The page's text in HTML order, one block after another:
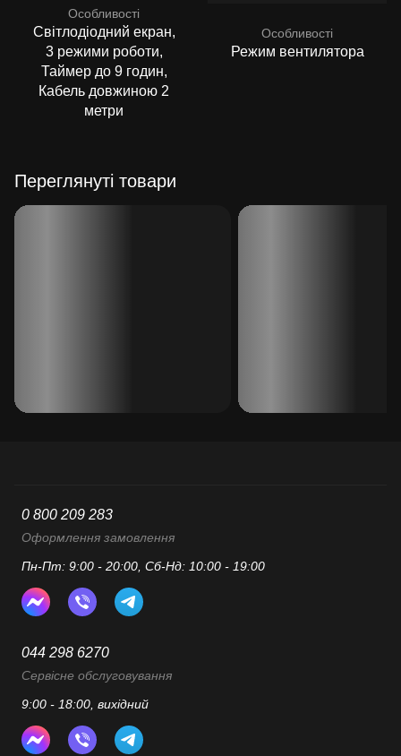
Особливості
Світлодіодний екран,
3 режими роботи,
Таймер до 9 годин,
Кабель довжиною 2
метри
Особливості
Режим вентилятора
Переглянуті товари
0 800 209 283
Оформлення замовлення
Пн-Пт: 9:00 - 20:00, Сб-Нд: 10:00 - 19:00
044 298 6270
Сервісне обслуговування
9:00 - 18:00, вихідний